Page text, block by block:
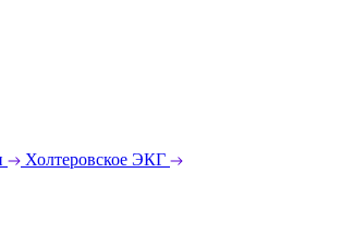
Холтеровское ЭКГ